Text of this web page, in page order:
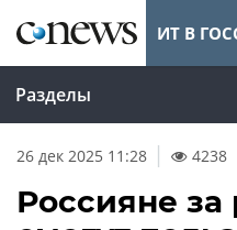
ИТ В
Разделы
26 дек 2025 11:28 4238
Россияне